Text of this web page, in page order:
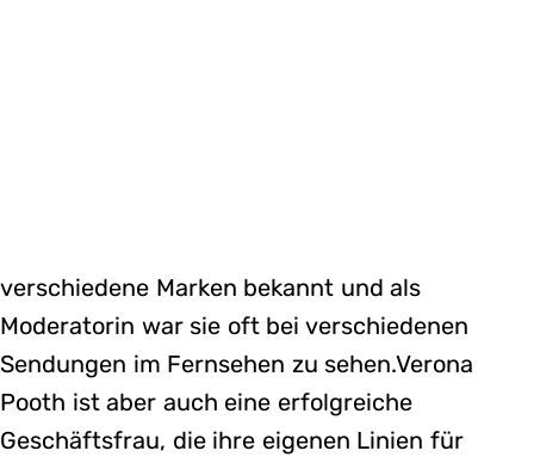
verschiedene Marken bekannt und als
Moderatorin war sie oft bei verschiedenen
Sendungen im Fernsehen zu sehen.Verona
Pooth ist aber auch eine erfolgreiche
Geschäftsfrau, die ihre eigenen Linien für